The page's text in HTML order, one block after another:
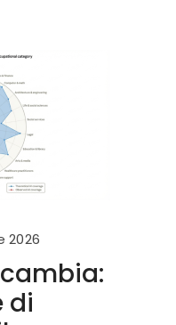
2026
di